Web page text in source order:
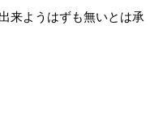
来ようはずも無いとは承